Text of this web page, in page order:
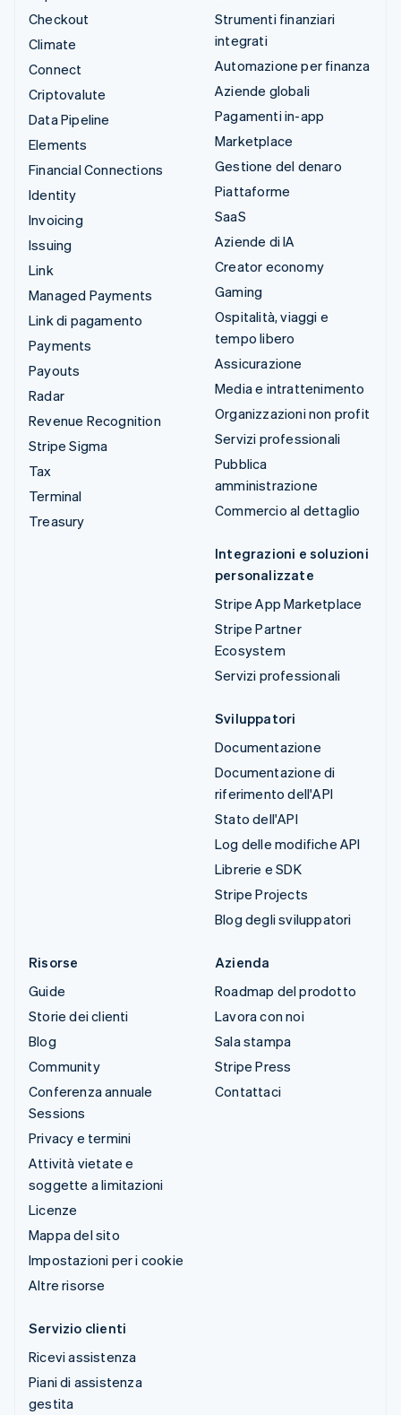
Checkout
Climate
Connect
Criptovalute
Data Pipeline
Elements
Financial Connections
Identity
Invoicing
Issuing
Link
Managed Payments
Link di pagamento
Payments
Payouts
Radar
Revenue Recognition
Stripe Sigma
Tax
Terminal
Treasury
Strumenti finanziari
integrati
Automazione per finanza
Aziende globali
Pagamenti in-app
Marketplace
Gestione del denaro
Piattaforme
SaaS
Aziende di IA
Creator economy
Gaming
Ospitalità, viaggi e
tempo libero
Assicurazione
Media e intrattenimento
Organizzazioni non profit
Servizi professionali
Pubblica
amministrazione
Commercio al dettaglio
Integrazioni e soluzioni
personalizzate
Stripe App Marketplace
Stripe Partner
Ecosystem
Servizi professionali
Sviluppatori
Documentazione
Documentazione di
riferimento dell'API
Stato dell'API
Log delle modifiche API
Librerie e SDK
Stripe Projects
Blog degli sviluppatori
Risorse
Guide
Storie dei clienti
Blog
Community
Conferenza annuale
Sessions
Privacy e termini
Attività vietate e
soggette a limitazioni
Licenze
Mappa del sito
Impostazioni per i cookie
Altre risorse
Azienda
Roadmap del prodotto
Lavora con noi
Sala stampa
Stripe Press
Contattaci
Servizio clienti
Ricevi assistenza
Piani di assistenza
gestita